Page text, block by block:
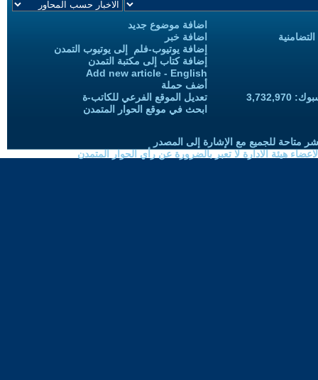
اضافة موضوع جديد
اضافة خبر
إضافة يوتيوب-فلم إلى يوتيوب التمدن
إضافة كتاب إلى مكتبة التمدن
Add new article - English
أضف حملة
تعديل الموقع الفرعي للكاتب-ة
ابحث في موقع الحوار المتمدن
متاحة للجميع مع الإشارة إلى المصدر
هيئة الادارة لا تعبر بالضرورة عن رأي الحوار المتمدن